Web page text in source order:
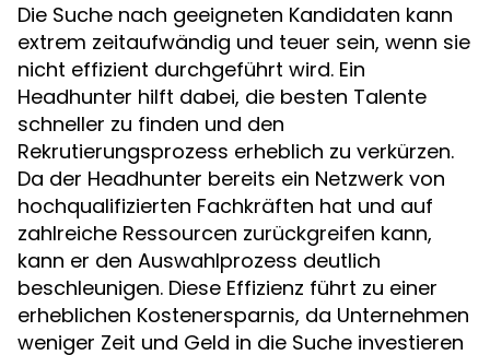
Die Suche nach geeigneten Kandidaten kann
extrem zeitaufwändig und teuer sein, wenn sie
nicht effizient durchgeführt wird. Ein
Headhunter hilft dabei, die besten Talente
schneller zu finden und den
Rekrutierungsprozess erheblich zu verkürzen.
Da der Headhunter bereits ein Netzwerk von
hochqualifizierten Fachkräften hat und auf
zahlreiche Ressourcen zurückgreifen kann,
kann er den Auswahlprozess deutlich
beschleunigen. Diese Effizienz führt zu einer
erheblichen Kostenersparnis, da Unternehmen
weniger Zeit und Geld in die Suche investieren